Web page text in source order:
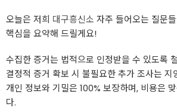
오늘은 저희 대구흥신소 자주 들어오는 질문
핵심을 요약해 드릴게요!
수집한 증거는 법적으로 인정받을 수 있도록
결정적 증거 확보 시 불필요한 추가 조사는 지
개인 정보와 기밀은 100% 보장하며, 비용은
다.